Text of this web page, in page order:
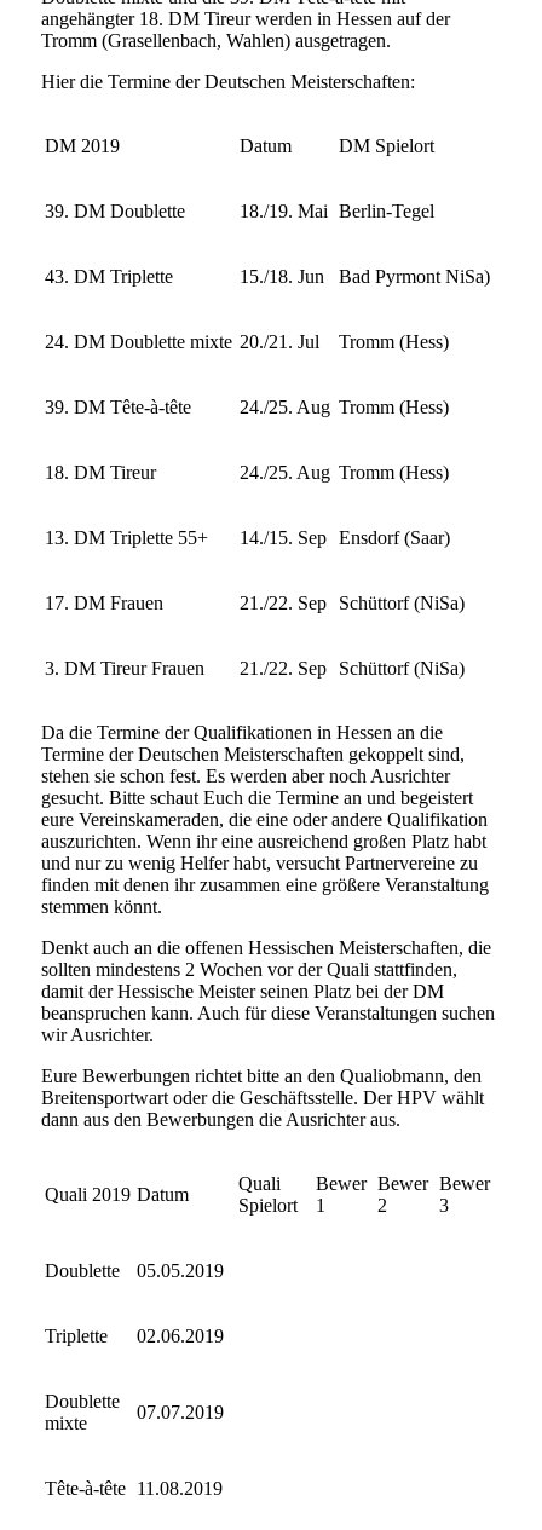
angehängter 18. DM Tireur werden in Hessen auf der
Tromm (Grasellenbach, Wahlen) ausgetragen.
Hier die Termine der Deutschen Meisterschaften:
DM 2019 Datum DM Spielort
39. DM Doublette 18./19. Mai Berlin-Tegel
43. DM Triplette 15./18. Jun Bad Pyrmont NiSa)
24. DM Doublette mixte 20./21. Jul Tromm (Hess)
39. DM Tête-à-tête 24./25. Aug Tromm (Hess)
18. DM Tireur 24./25. Aug Tromm (Hess)
13. DM Triplette 55+ 14./15. Sep Ensdorf (Saar)
17. DM Frauen 21./22. Sep Schüttorf (NiSa)
3. DM Tireur Frauen 21./22. Sep Schüttorf (NiSa)
Da die Termine der Qualifikationen in Hessen an die
Termine der Deutschen Meisterschaften gekoppelt sind,
stehen sie schon fest. Es werden aber noch Ausrichter
gesucht. Bitte schaut Euch die Termine an und begeistert
eure Vereinskameraden, die eine oder andere Qualifikation
auszurichten. Wenn ihr eine ausreichend großen Platz habt
und nur zu wenig Helfer habt, versucht Partnervereine zu
finden mit denen ihr zusammen eine größere Veranstaltung
stemmen könnt.
Denkt auch an die offenen Hessischen Meisterschaften, die
sollten mindestens 2 Wochen vor der Quali stattfinden,
damit der Hessische Meister seinen Platz bei der DM
beanspruchen kann. Auch für diese Veranstaltungen suchen
wir Ausrichter.
Eure Bewerbungen richtet bitte an den Qualiobmann, den
Breitensportwart oder die Geschäftsstelle. Der HPV wählt
dann aus den Bewerbungen die Ausrichter aus.
Quali 2019 Datum
Quali
Spielort
Bewer
1
Bewer
2
Bewer
3
Doublette 05.05.2019
Triplette 02.06.2019
Doublette
mixte
07.07.2019
Tête-à-tête 11.08.2019